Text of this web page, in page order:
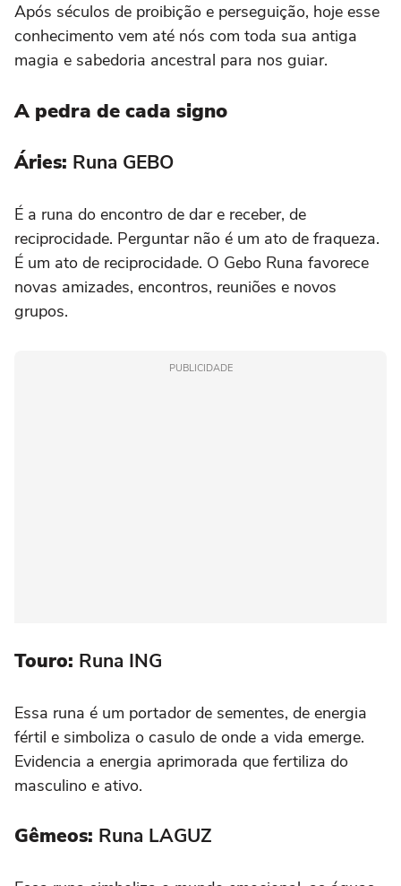
Após séculos de proibição e perseguição, hoje esse
conhecimento vem até nós com toda sua antiga
magia e sabedoria ancestral para nos guiar.
A pedra de cada signo
Áries: Runa GEBO
É a runa do encontro de dar e receber, de
reciprocidade. Perguntar não é um ato de fraqueza.
É um ato de reciprocidade. O Gebo Runa favorece
novas amizades, encontros, reuniões e novos
grupos.
PUBLICIDADE
Touro: Runa ING
Essa runa é um portador de sementes, de energia
fértil e simboliza o casulo de onde a vida emerge.
Evidencia a energia aprimorada que fertiliza do
masculino e ativo.
Gêmeos: Runa LAGUZ